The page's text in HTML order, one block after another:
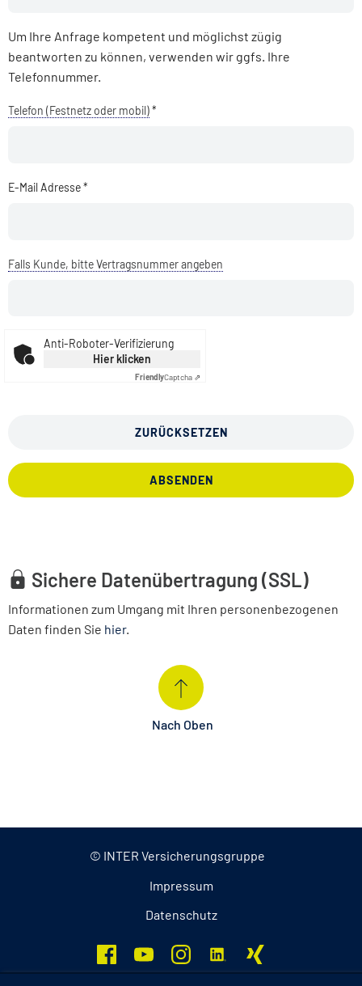
Um Ihre Anfrage kompetent und möglichst zügig
beantworten zu können, verwenden wir ggfs. Ihre
Telefonnummer.
Telefon (Festnetz oder mobil)*
E-Mail Adresse *
Falls Kunde, bitte Vertragsnummer angeben
Anti-Roboter-Verifizierung
Hier klicken
FriendlyCaptcha ⇗
ZURÜCKSETZEN
ABSENDEN
Sichere Datenübertragung (SSL)
Informationen zum Umgang mit Ihren personenbezogenen
Daten finden Sie hier.
Nach Oben
© INTER Versicherungsgruppe
Impressum
Datenschutz